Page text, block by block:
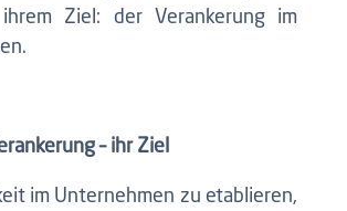
Ziel: der Verankerung im
– ihr Ziel
im Unternehmen zu etablieren,